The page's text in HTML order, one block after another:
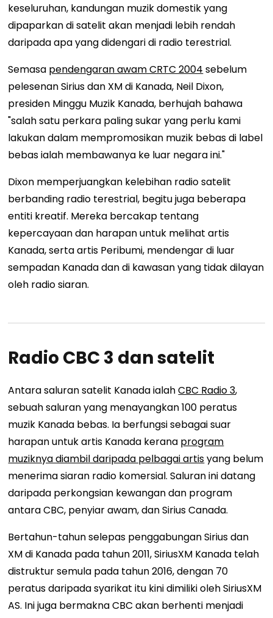
keseluruhan, kandungan muzik domestik yang
dipaparkan di satelit akan menjadi lebih rendah
daripada apa yang didengari di radio terestrial.
Semasa pendengaran awam CRTC 2004 sebelum
pelesenan Sirius dan XM di Kanada, Neil Dixon,
presiden Minggu Muzik Kanada, berhujah bahawa
"salah satu perkara paling sukar yang perlu kami
lakukan dalam mempromosikan muzik bebas di label
bebas ialah membawanya ke luar negara ini."
Dixon memperjuangkan kelebihan radio satelit
berbanding radio terestrial, begitu juga beberapa
entiti kreatif. Mereka bercakap tentang
kepercayaan dan harapan untuk melihat artis
Kanada, serta artis Peribumi, mendengar di luar
sempadan Kanada dan di kawasan yang tidak dilayan
oleh radio siaran.
Radio CBC 3 dan satelit
Antara saluran satelit Kanada ialahCBC Radio 3,
sebuah saluran yang menayangkan 100 peratus
muzik Kanada bebas. Ia berfungsi sebagai suar
harapan untuk artis Kanada kerana program
muziknya diambil daripada pelbagai artisyang belum
menerima siaran radio komersial. Saluran ini datang
daripada perkongsian kewangan dan program
antara CBC, penyiar awam, dan Sirius Canada.
Bertahun-tahun selepas penggabungan Sirius dan
XM di Kanada pada tahun 2011, SiriusXM Kanada telah
distruktur semula pada tahun 2016, dengan 70
peratus daripada syarikat itu kini dimiliki oleh SiriusXM
AS. Ini juga bermakna CBC akan berhenti menjadi